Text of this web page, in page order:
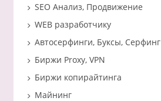
SEO Анализ, Продвижение
WEB разработчику
Автосерфинги, Буксы, Серфинг
Биржи Proxy, VPN
Биржи копирайтинга
Майнинг